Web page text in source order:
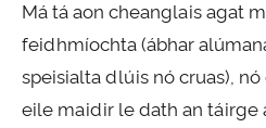
Má tá aon cheanglais agat
feidhmíochta (ábhar
speisialta dlúis nó cruas),
eile maidir le dath an táirge